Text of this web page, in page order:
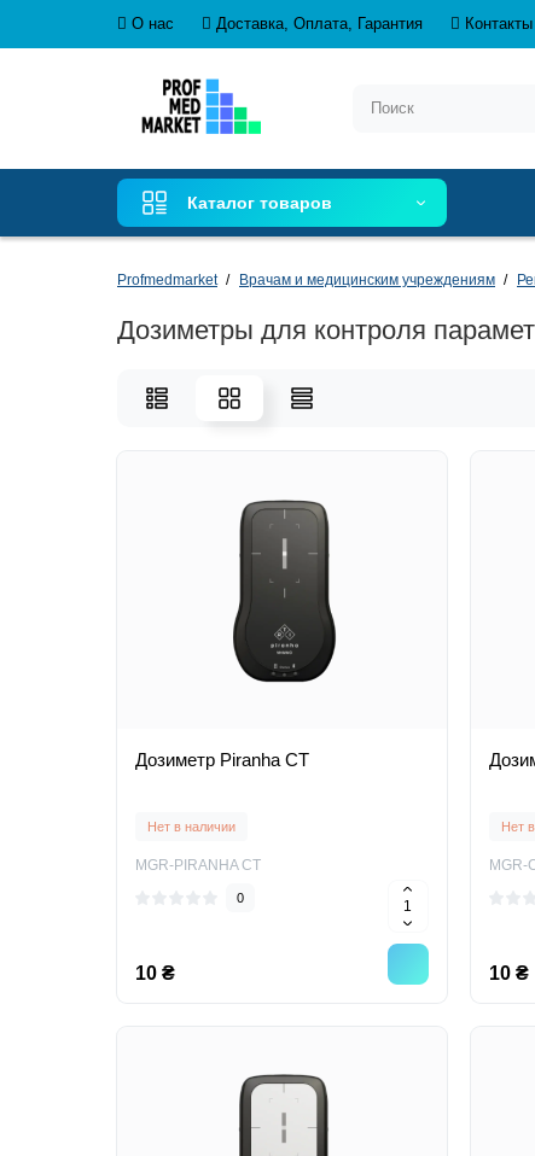
О нас Доставка, Оплата, Гарантия Контакты
Каталог товаров
Profmedmarket Врачам и медицинским учреждениям
Дозиметры для контроля
Дозиметр Piranha CT
Нет в наличии
MGR-PIRANHA CT
0
10 ₴
Нет
MGR-
10 ₴